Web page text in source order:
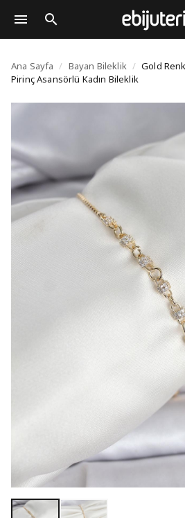
Gold Renk
Ana Sayfa / Bayan Bileklik / Gold
Pirinç Asansörlü Kadın Bileklik